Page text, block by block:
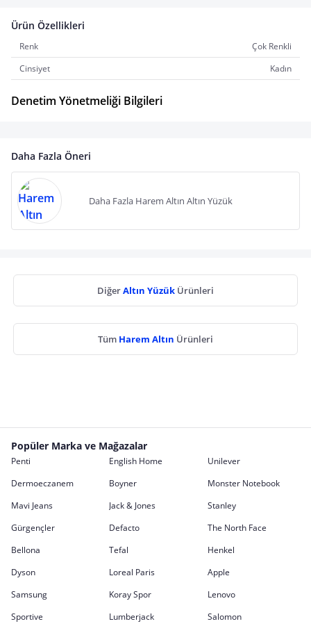
Ürün Özellikleri
Renk
Çok Renkli
Cinsiyet
Kadın
Denetim Yönetmeliği Bilgileri
Daha Fazla Öneri
Daha Fazla Harem Altın Altın Yüzük
DiğerAltın Yüzük Ürünleri
Tüm Harem Altın Ürünleri
Popüler Marka ve Mağazalar
Penti English Home
Unilever
Dermoeczanem
Boyner
Monster Notebook
Mavi Jeans
Jack & Jones
Stanley
Gürgençler
Defacto
The North Face
Bellona
Tefal
Henkel
Dyson
Loreal Paris
Apple
Samsung
Koray Spor
Lenovo
Sportive
Lumberjack Salomon